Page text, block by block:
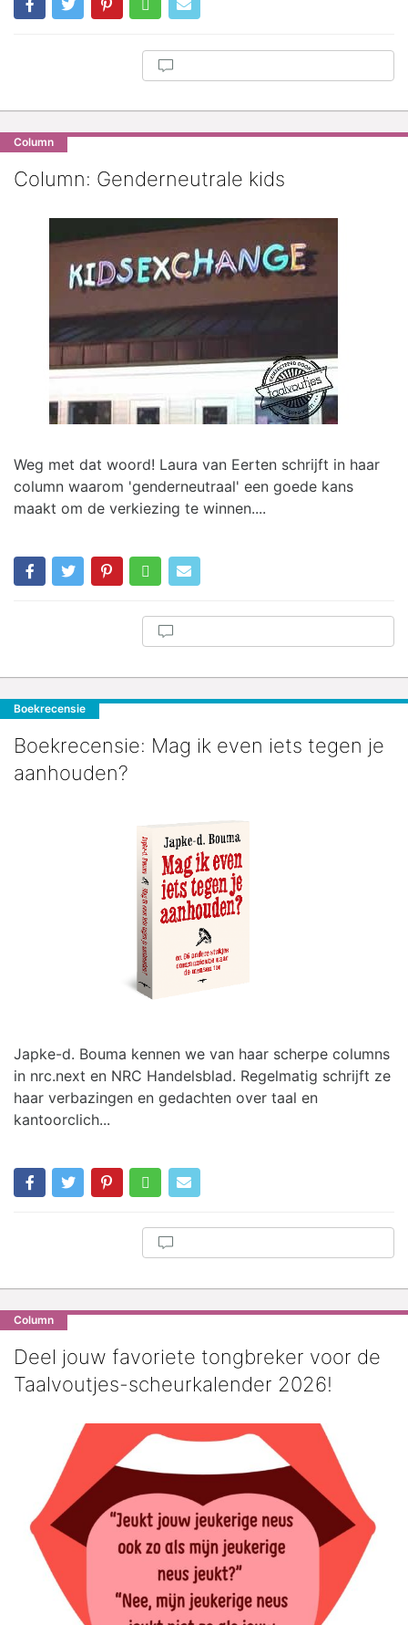
Column
Column: Genderneutrale kids
Weg met dat woord! Laura van Eerten schrijft in haar
column waarom 'genderneutraal' een goede kans
maakt om de verkiezing te winnen....
Boekrecensie
Boekrecensie: Mag ik even iets tegen je
aanhouden?
Japke-d. Bouma kennen we van haar scherpe columns
in nrc.next en NRC Handelsblad. Regelmatig schrijft ze
haar verbazingen en gedachten over taal en
kantoorclich...
Column
Deel jouw favoriete tongbreker voor de
Taalvoutjes-scheurkalender 2026!